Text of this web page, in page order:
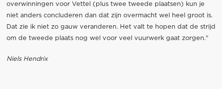
overwinningen voor Vettel (plus twee tweede plaatsen) kun je
niet anders concluderen dan dat zijn overmacht wel heel groot is.
Dat zie ik niet zo gauw veranderen. Het valt te hopen dat de strijd
om de tweede plaats nog wel voor veel vuurwerk gaat zorgen."
Niels Hendrix